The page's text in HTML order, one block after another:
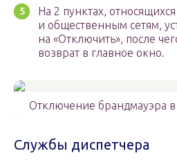
На 2 пунктах,
и общественным сетям,
на «Отключить», после
возврат в главное окно.
Отключение брандмауэра
Службы диспетчера